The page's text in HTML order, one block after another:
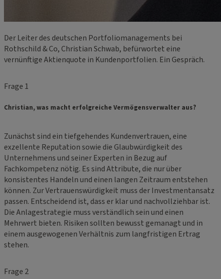
Der Leiter des deutschen Portfoliomanagements bei
Rothschild & Co, Christian Schwab, befürwortet eine
vernünftige Aktienquote in Kundenportfolien. Ein Gespräch.
Frage 1
Christian, was macht erfolgreiche Vermögensverwalter aus?
Zunächst sind ein tiefgehendes Kundenvertrauen, eine
exzellente Reputation sowie die Glaubwürdigkeit des
Unternehmens und seiner Experten in Bezug auf
Fachkompetenz nötig. Es sind Attribute, die nur über
konsistentes Handeln und einen langen Zeitraum entstehen
können. Zur Vertrauenswürdigkeit muss der Investmentansatz
passen. Entscheidend ist, dass er klar und nachvollziehbar ist.
Die Anlagestrategie muss verständlich sein und einen
Mehrwert bieten. Risiken sollten bewusst gemanagt und in
einem ausgewogenen Verhältnis zum langfristigen Ertrag
stehen.
Frage 2